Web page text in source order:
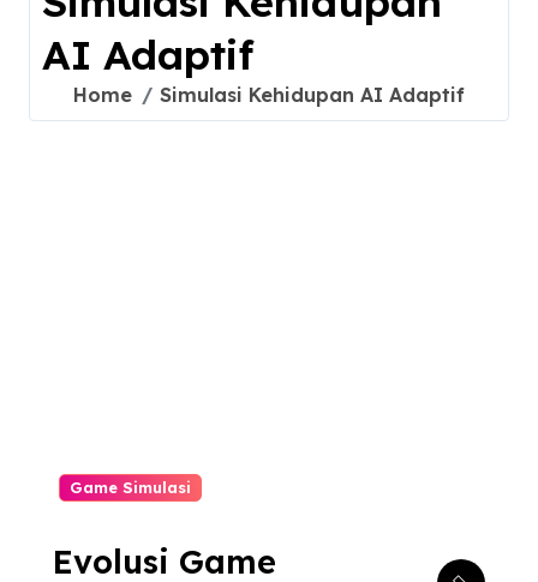
AI Adaptif
Home Simulasi Kehidupan AI Adaptif
Game Simulasi
Evolusi Game